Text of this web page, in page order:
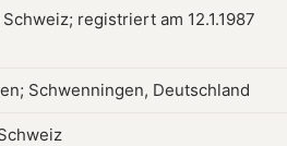
registriert am 12.1.1987
Schwenningen, Deutschland